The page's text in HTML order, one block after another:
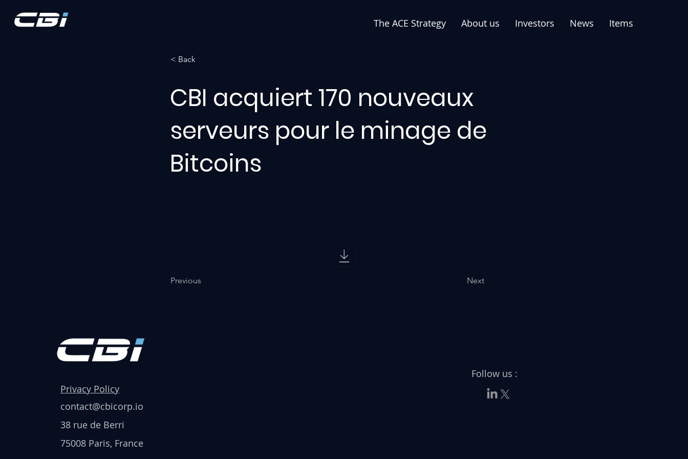
The ACE Strategy About us Investors News Items
< Back
CBI acquiert 170 nouveaux
serveurs pour le minage de
Bitcoins
Previous Next
Privacy Policy
contact@cbicorp.io
38 rue de Berri
75008 Paris, France
Follow us :